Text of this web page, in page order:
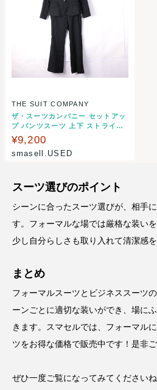
THE SUIT COMPANY
ザ・スーツカンパニー セットアッ
プ パンツスーツ 上下 ストライプ
ストレッチ 黒 レディース 40サイ
ズ ブラック THE SUIT COMPAN
Y 【中古】
¥9,200
smasell.USED
スーツ選びのポイント
シーンに合ったスーツ選びが、相手
す。フォーマルな場では厳格な装い
少し自分らしさも取り入れて清潔感を
まとめ
フォーマルスーツとビジネススーツ
ーンごとに適切な装いができ、場に
きます。スマセルでは、フォーマル
ツをお得な価格で販売中です！是非
ぜひ一度ご覧になってみてくださいね